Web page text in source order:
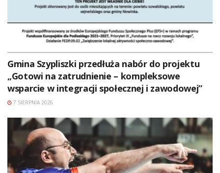
Gmina Szypliszki przedłuża nabór do projektu
„Gotowi na zatrudnienie – kompleksowe
wsparcie w integracji społecznej i zawodowej”
7 SIERPNIA 2026